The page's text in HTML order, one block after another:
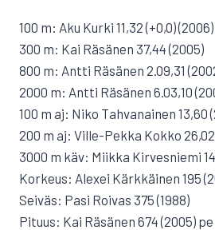
100 m: Aku Kurki 11,32 (+0,0)
300 m: Kai Räsänen 37,44 (2005)
800 m: Antti Räsänen 2.09,31
2000 m: Antti Räsänen 6.03,10
100 m aj: Niko Tahvanainen 13,60
200 m aj: Ville-Pekka Kokko 26,02
3000 m käv: Miikka Kirvesniemi
Korkeus: Alexei Kärkkäinen 195
Seiväs: Pasi Roivas 375 (1988)
Pituus: Kai Räsänen 674 (2005) pe